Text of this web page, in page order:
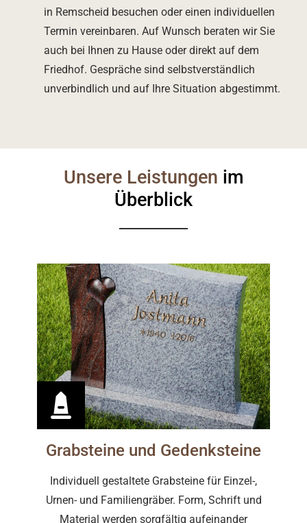
in Remscheid besuchen oder einen individuellen
Termin vereinbaren. Auf Wunsch beraten wir Sie
auch bei Ihnen zu Hause oder direkt auf dem
Friedhof. Gespräche sind selbstverständlich
unverbindlich und auf Ihre Situation abgestimmt.
Unsere Leistungen im
Überblick
Grabsteine und Gedenksteine
Individuell gestaltete Grabsteine für Einzel-,
Urnen- und Familiengräber. Form, Schrift und
Material werden sorgfältig aufeinander